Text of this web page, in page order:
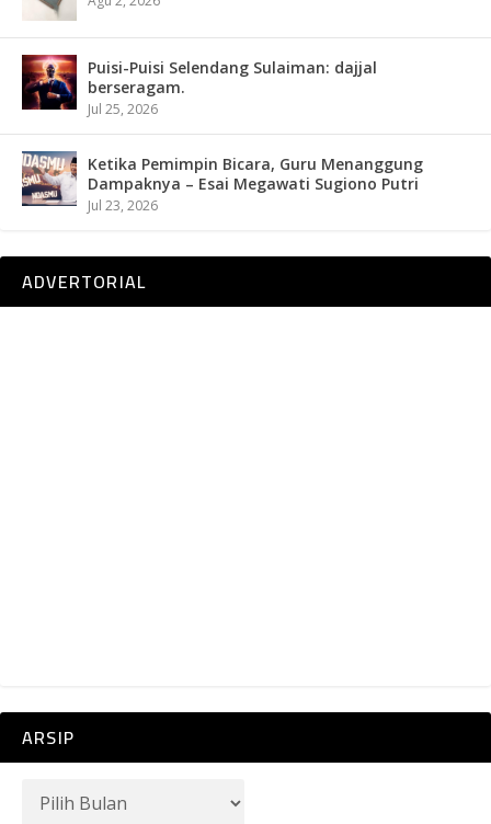
Puisi-Puisi Selendang Sulaiman: dajjal
berseragam.
Jul 25, 2026
Ketika Pemimpin Bicara, Guru Menanggung
Dampaknya – Esai Megawati Sugiono Putri
Jul 23, 2026
ADVERTORIAL
ARSIP